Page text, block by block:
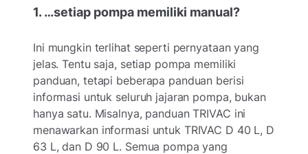
1. …setiap pompa memiliki manual?
Ini mungkin terlihat seperti pernyataan yang
jelas. Tentu saja, setiap pompa memiliki
panduan, tetapi beberapa panduan berisi
informasi untuk seluruh jajaran pompa, bukan
hanya satu. Misalnya, panduan TRIVAC ini
menawarkan informasi untuk TRIVAC D 40 L, D
63 L, dan D 90 L. Semua pompa yang